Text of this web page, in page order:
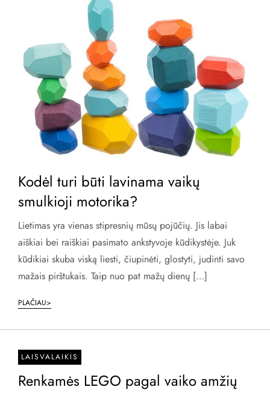
Kodėl turi būti lavinama vaikų
smulkioji motorika?
Lietimas yra vienas stipresnių mūsų pojūčių. Jis labai
aiškiai bei raiškiai pasimato ankstyvoje kūdikystėje. Juk
kūdikiai skuba viską liesti, čiupinėti, glostyti, judinti savo
mažais pirštukais. Taip nuo pat mažų dienų […]
PLAČIAU>
LAISVALAIKIS
Renkamės LEGO pagal vaiko amžių